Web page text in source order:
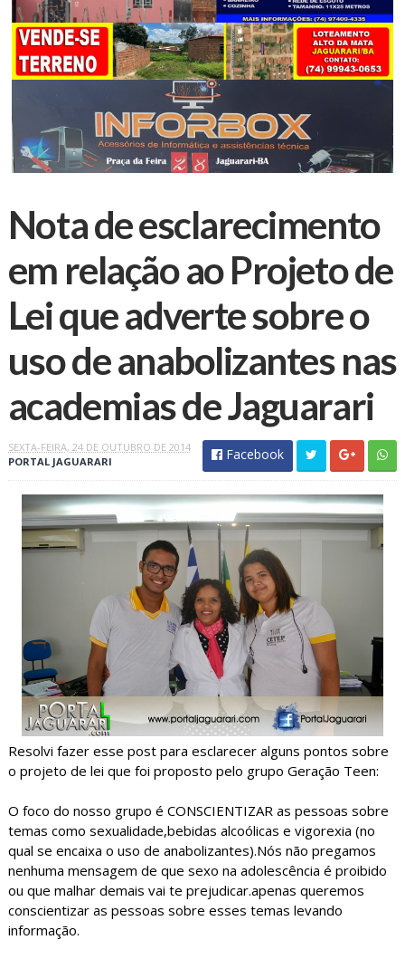
Nota de esclarecimento
em relação ao Projeto de
Lei que adverte sobre o
uso de anabolizantes nas
academias de Jaguarari
SEXTA-FEIRA, 24 DE OUTUBRO DE 2014
PORTAL JAGUARARI
Facebook
Resolvi fazer esse post para esclarecer alguns pontos sobre
o projeto de lei que foi proposto pelo grupo Geração Teen:
O foco do nosso grupo é CONSCIENTIZAR as pessoas sobre
temas como sexualidade,bebidas alcoólicas e vigorexia (no
qual se encaixa o uso de anabolizantes).Nós não pregamos
nenhuma mensagem de que sexo na adolescência é proibido
ou que malhar demais vai te prejudicar.apenas queremos
conscientizar as pessoas sobre esses temas levando
informação.